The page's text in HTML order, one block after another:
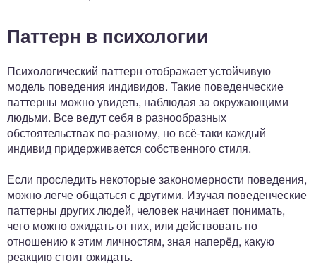
Паттерн в психологии
Психологический паттерн отображает устойчивую
модель поведения индивидов. Такие поведенческие
паттерны можно увидеть, наблюдая за окружающими
людьми. Все ведут себя в разнообразных
обстоятельствах по-разному, но всё-таки каждый
индивид придерживается собственного стиля.
Если проследить некоторые закономерности поведения,
можно легче общаться с другими. Изучая поведенческие
паттерны других людей, человек начинает понимать,
чего можно ожидать от них, или действовать по
отношению к этим личностям, зная наперёд, какую
реакцию стоит ожидать.